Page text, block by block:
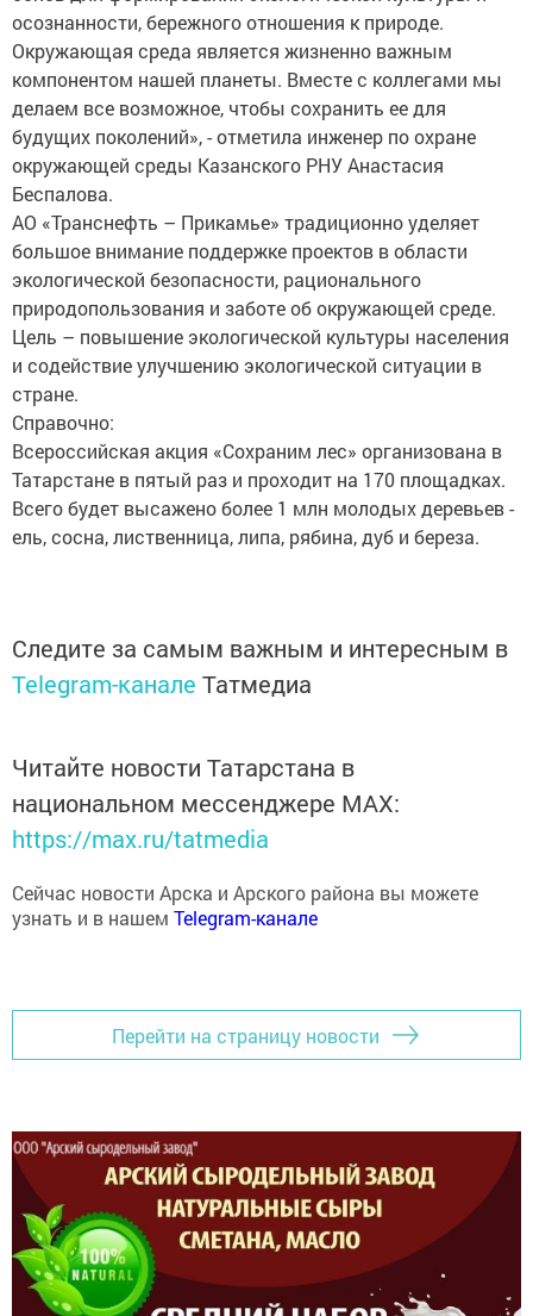
осознанности, бережного отношения к природе.
Окружающая среда является жизненно важным
компонентом нашей планеты. Вместе с коллегами мы
делаем все возможное, чтобы сохранить ее для
будущих поколений», - отметила инженер по охране
окружающей среды Казанского РНУ Анастасия
Беспалова.
АО «Транснефть – Прикамье» традиционно уделяет
большое внимание поддержке проектов в области
экологической безопасности, рационального
природопользования и заботе об окружающей среде.
Цель – повышение экологической культуры населения
и содействие улучшению экологической ситуации в
стране.
Справочно:
Всероссийская акция «Сохраним лес» организована в
Татарстане в пятый раз и проходит на 170 площадках.
Всего будет высажено более 1 млн молодых деревьев -
ель, сосна, лиственница, липа, рябина, дуб и береза.
Следите за самым важным и интересным в
Telegram-канале Татмедиа
Читайте новости Татарстана в
национальном мессенджере MАХ:
https://max.ru/tatmedia
Сейчас новости Арска и Арского района вы можете
узнать и в нашемTelegram-канале
Перейти на страницу новости